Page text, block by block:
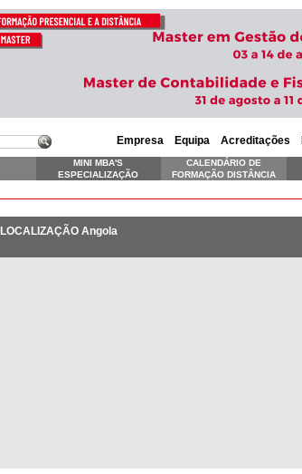
Empresa Equipa Acreditações
MINI MBA'S
ESPECIALIZAÇÃO
CALENDÁRIO DE
FORMAÇÃO DISTÂNCIA
LOCALIZAÇÃO Angola